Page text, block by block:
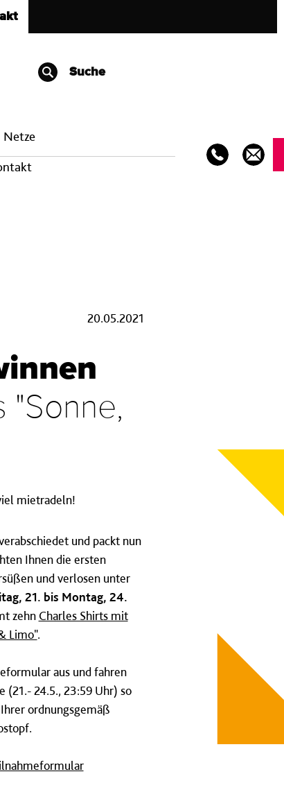
Suche
Netze
20.05.2021
"Sonne,
mietradeln!
und packt nun
Ihnen die ersten
und verlosen unter
21. bis Montag, 24.
zehn Charles Shirts mit
Limo".
aus und fahren
(21.- 24.5., 23:59 Uhr) so
ordnungsgemäß